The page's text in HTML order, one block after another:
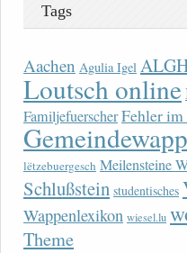
Tags
Aachen Agulia Igel
Loutsch online
FamiljefuerscherFehler
lëtzebuergesch Meilensteine
Schlußstein studentisches
Wappenlexikon wiesel.lu
Theme